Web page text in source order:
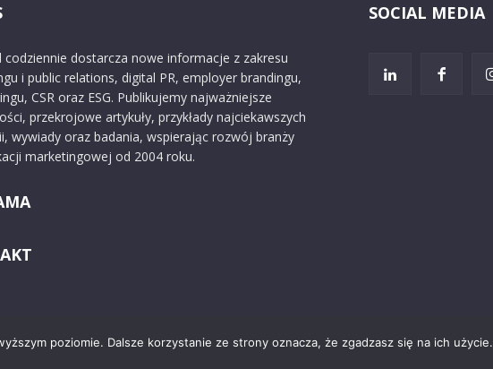
codziennie dostarcza nowe informacje z zakresu
i public relations, digital PR, employer brandingu,
CSR oraz ESG. Publikujemy najważniejsze
przekrojowe artykuły, przykłady najciekawszych
wywiady oraz badania, wspierając rozwój branży
marketingowej od 2004 roku.
SOCIAL MEDIA
O nas Reklama Zastrzeżenia prawne
poziomie. Dalsze korzystanie ze strony oznacza, że zgadzasz się na ich użycie.